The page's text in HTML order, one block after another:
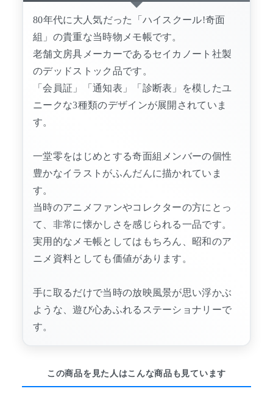
80年代に大人気だった「ハイスクール!奇面
組」の貴重な当時物メモ帳です。
老舗文房具メーカーであるセイカノート社製
のデッドストック品です。
「会員証」「通知表」「診断表」を模したユ
ニークな3種類のデザインが展開されていま
す。
一堂零をはじめとする奇面組メンバーの個性
豊かなイラストがふんだんに描かれていま
す。
当時のアニメファンやコレクターの方にとっ
て、非常に懐かしさを感じられる一品です。
実用的なメモ帳としてはもちろん、昭和のア
ニメ資料としても価値があります。
手に取るだけで当時の放映風景が思い浮かぶ
ような、遊び心あふれるステーショナリーで
す。
この商品を見た人はこんな商品も見ています